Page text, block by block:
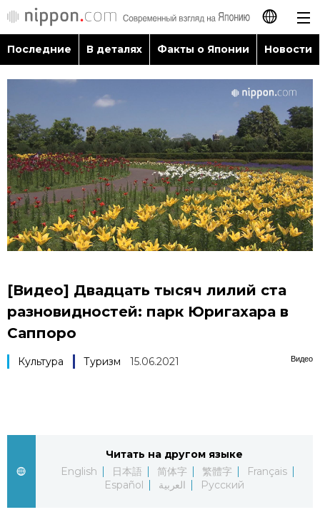
日本語
English
简体字
繁體字
Français
Español
Последние
В деталях
Факты о Японии
Путеводитель по Японии
Фото/Видео
official SNS
Последние В деталях Факты о Японии Новости
[Видео] Двадцать тысяч лилий ста
разновидностей: парк Юригахара в
Саппоро
Видео
Культура Туризм 15.06.2021
Читать на другом языке
English
日本語 简体字 繁體字
Français
Español
العربية Русский